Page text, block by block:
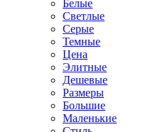
Белые
Светлые
Серые
Темные
Цена
Элитные
Дешевые
Размеры
Большие
Маленькие